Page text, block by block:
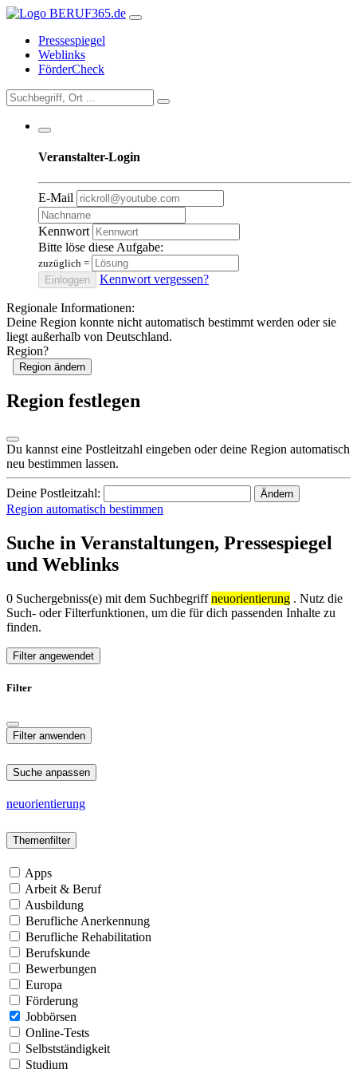
Pressespiegel
Weblinks
FörderCheck
Veranstalter-Login
E-Mail
Kennwort
Bitte löse diese Aufgabe:
zuzüglich =
Einloggen
Kennwort vergessen?
Regionale Informationen:
Deine Region konnte nicht automatisch bestimmt werden oder sie
liegt außerhalb von Deutschland.
Region?
Region ändern
Region festlegen
Du kannst eine Postleitzahl eingeben oder deine Region automatisch
neu bestimmen lassen.
Deine Postleitzahl: Ändern
Region automatisch bestimmen
Suche in Veranstaltungen, Pressespiegel
und Weblinks
0 Suchergebniss(e) mit dem Suchbegriffneuorientierung . Nutz die
Such- oder Filterfunktionen, um die für dich passenden Inhalte zu
finden.
Filter angewendet
Filter
Suche anpassen
neuorientierung
Themenfilter
Apps
Arbeit & Beruf
Ausbildung
Berufliche Anerkennung
Berufliche Rehabilitation
Berufskunde
Bewerbungen
Europa
Förderung
Jobbörsen
Online-Tests
Selbstständigkeit
Studium